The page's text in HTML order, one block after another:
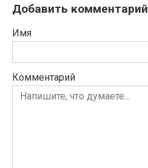
Добавить комментарий
Имя
Комментарий